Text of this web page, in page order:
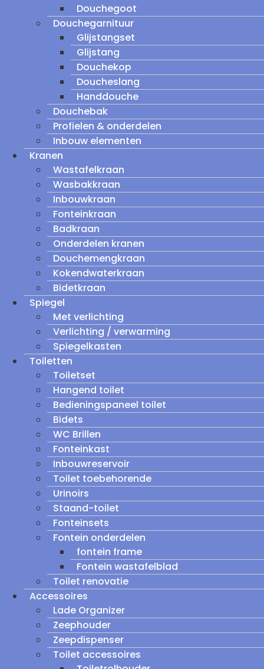
Douchegoot
Douchegarnituur
Glijstangset
Glijstang
Douchekop
Doucheslang
Handdouche
Douchebak
Profielen & onderdelen
Inbouw elementen
Kranen
Wastafelkraan
Wasbakkraan
Inbouwkraan
Fonteinkraan
Badkraan
Onderdelen kranen
Douchemengkraan
Kokendwaterkraan
Bidetkraan
Spiegel
Met verlichting
Verlichting / verwarming
Spiegelkasten
Toiletten
Toiletset
Hangend toilet
Bedieningspaneel toilet
Bidets
WC Brillen
Fonteinkast
Inbouwreservoir
Toilet toebehorende
Urinoirs
Staand-toilet
Fonteinsets
Fontein onderdelen
fontein frame
Fontein wastafelblad
Toilet renovatie
Accessoires
Lade Organizer
Zeephouder
Zeepdispenser
Toilet accessoires